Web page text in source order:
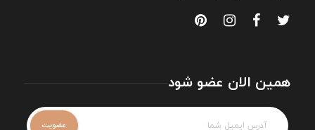
همین الان عضو شود